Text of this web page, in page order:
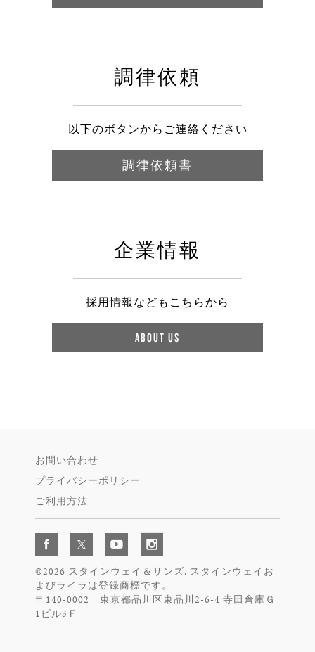
調律依頼
以下のボタンからご連絡ください
調律依頼書
企業情報
採用情報などもこちらから
ABOUT US
お問い合わせ
プライバシーポリシー
ご利用方法
©2026 スタインウェイ＆サンズ. スタインウェイお
よびライラは登録商標です。
〒140-0002 東京都品川区東品川2-6-4 寺田倉庫Ｇ
1ビル3Ｆ